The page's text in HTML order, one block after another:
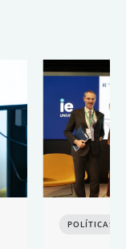
POLÍTICAS